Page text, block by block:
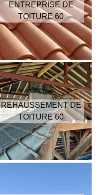
ENTREPRISE DE
TOITURE 60
REHAUSSEMENT DE
TOITURE 60